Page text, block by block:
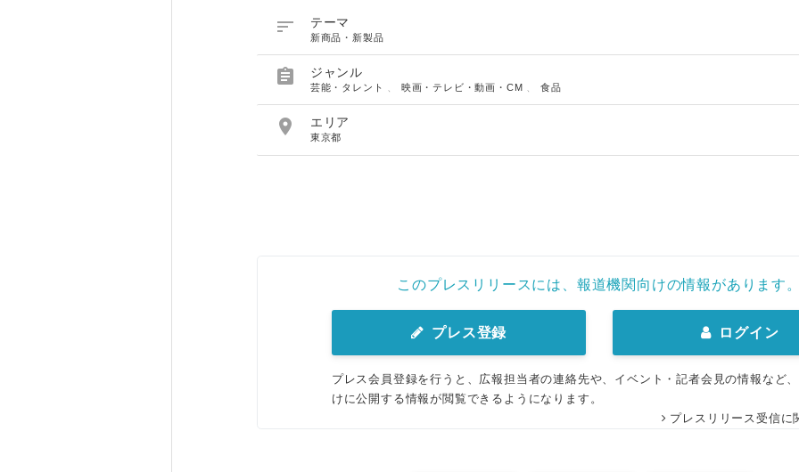
 テーマ
新商品・新製品
 ジャンル
芸能・タレント 映画・テレビ・動画・CM 食品
 エリア
東京都
このプレスリリースには、報道機関向けの情報があります
プレス登録 ログイン
プレス会員登録を行うと、広報担当者の連絡先や、イベント・記者会見の情報など
けに公開する情報が閲覧できるようになります。
プレスリリース受信に
English